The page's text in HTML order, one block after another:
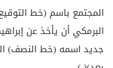
المجتمع باسم (خط
البرمكي أن يأخذ عن
جديد اسمه (خط النصف)